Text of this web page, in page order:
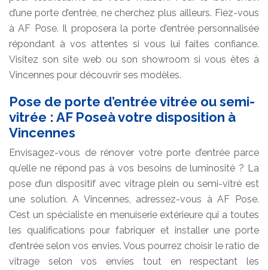
d’une porte d’entrée, ne cherchez plus ailleurs. Fiez-vous
à AF Pose. Il proposera la porte d’entrée personnalisée
répondant à vos attentes si vous lui faites confiance.
Visitez son site web ou son showroom si vous êtes à
Vincennes pour découvrir ses modèles.
Pose de porte d’entrée vitrée ou semi-
vitrée : AF Poseà votre disposition à
Vincennes
Envisagez-vous de rénover votre porte d’entrée parce
qu’elle ne répond pas à vos besoins de luminosité ? La
pose d’un dispositif avec vitrage plein ou semi-vitré est
une solution. A Vincennes, adressez-vous à AF Pose.
C’est un spécialiste en menuiserie extérieure qui a toutes
les qualifications pour fabriquer et installer une porte
d’entrée selon vos envies. Vous pourrez choisir le ratio de
vitrage selon vos envies tout en respectant les